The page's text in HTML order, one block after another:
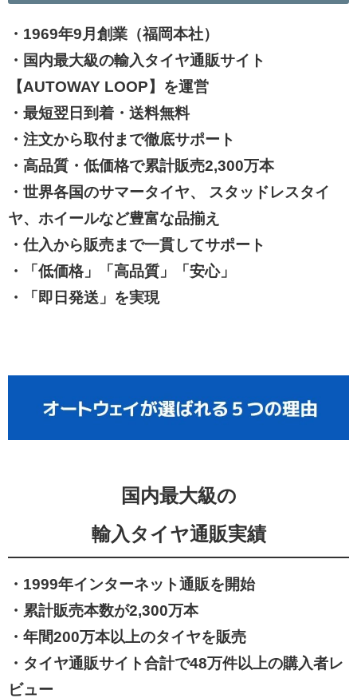
・1969年9月創業（福岡本社）
・国内最大級の輸入タイヤ通販サイト
【AUTOWAY LOOP】を運営
・ 最短翌日到着・送料無料
・注文から取付まで徹底サポート
・高品質・低価格で累計販売2,300万本
・ 世界各国のサマータイヤ、 スタッドレスタイ
ヤ、ホイールなど豊富な品揃え
・ 仕入から販売まで一貫してサポート
・「低価格」「高品質」「安心」
・「即日発送」を実現
国内最大級の
輸入タイヤ通販実績
・1999年インターネット通販を開始
・累計販売本数が2,300万本
・ 年間200万本以上のタイヤを販売
・タイヤ通販サイト合計で48万件以上の購入者レ
ビュー